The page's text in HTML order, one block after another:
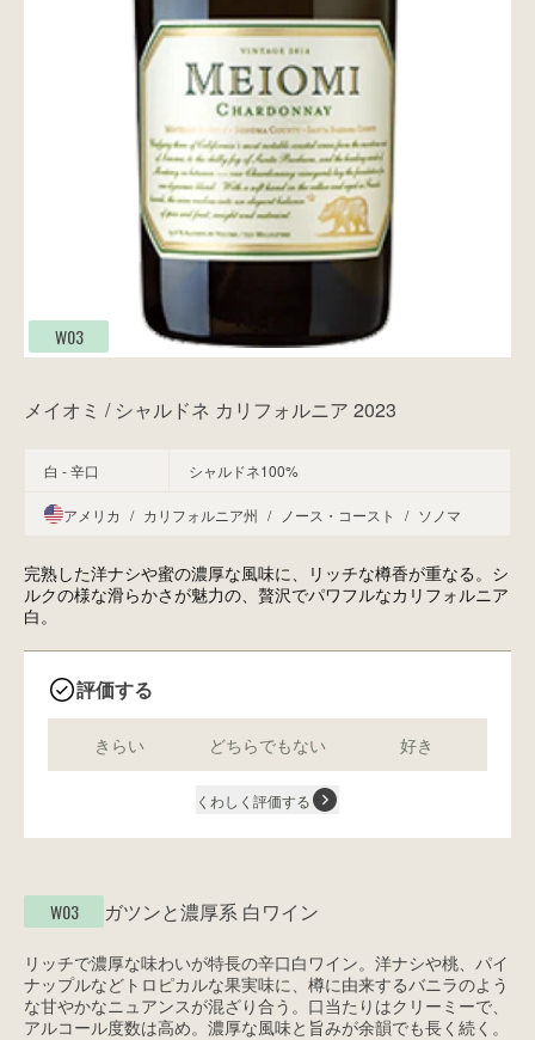
W03
メイオミ / シャルドネ カリフォルニア 2023
白 - 辛口 シャルドネ100%
アメリカ / カリフォルニア州 / ノース・コースト / ソノマ
完熟した洋ナシや蜜の濃厚な風味に、リッチな樽香が重なる。シ
ルクの様な滑らかさが魅力の、贅沢でパワフルなカリフォルニア
白。
評価する
きらい どちらでもない 好き
くわしく評価する
W03 ガツンと濃厚系 白ワイン
リッチで濃厚な味わいが特長の辛口白ワイン。洋ナシや桃、パイ
ナップルなどトロピカルな果実味に、樽に由来するバニラのよう
な甘やかなニュアンスが混ざり合う。口当たりはクリーミーで、
アルコール度数は高め。濃厚な風味と旨みが余韻でも長く続く。